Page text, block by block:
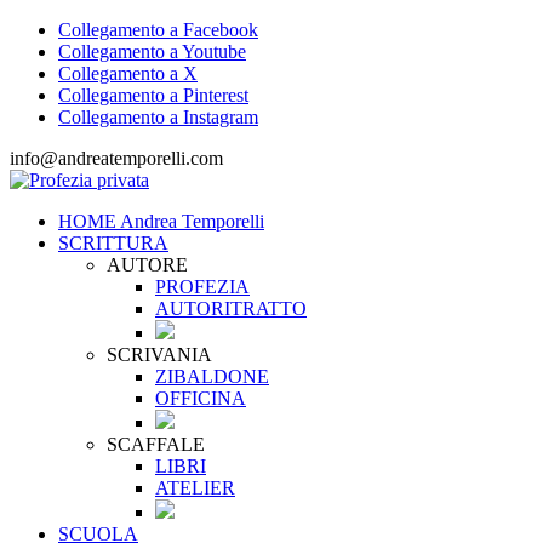
Collegamento a Facebook
Collegamento a Youtube
Collegamento a X
Collegamento a Pinterest
Collegamento a Instagram
info@andreatemporelli.com
HOME Andrea Temporelli
SCRITTURA
AUTORE
PROFEZIA
AUTORITRATTO
SCRIVANIA
ZIBALDONE
OFFICINA
SCAFFALE
LIBRI
ATELIER
SCUOLA